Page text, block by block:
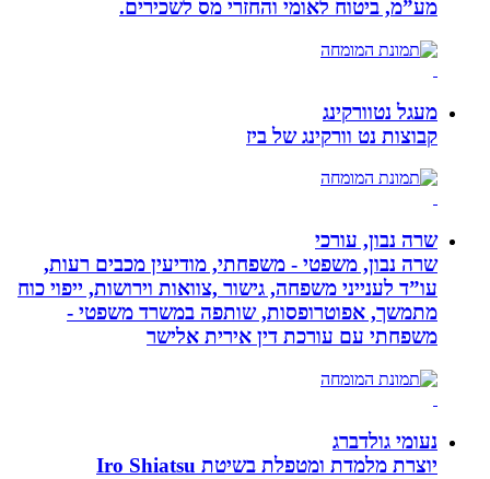
מע”מ, ביטוח לאומי והחזרי מס לשכירים.
מעגל נטוורקינג
קבוצות נט וורקינג של ביז
שרה נבון, עורכי
שרה נבון, משפטי - משפחתי, מודיעין מכבים רעות,
עו”ד לענייני משפחה, גישור ,צוואות וירושות, ייפוי כוח
מתמשך, אפוטרופסות, שותפה במשרד משפטי -
משפחתי עם עורכת דין אירית אלישר
נעומי גולדברג
יוצרת מלמדת ומטפלת בשיטת Iro Shiatsu